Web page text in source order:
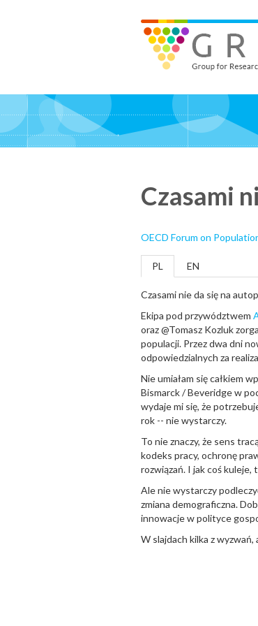
GRAPE - Group for Research in APplied
Czasami
OECD Forum on
PL EN
Czasami nie da się na
Ekipa pod przywództwem
oraz @Tomasz Kozluk
populacji. Przez dwa dni
odpowiedzialnych za
Nie umiałam się całkiem
Bismarck / Beveridge w
wydaje mi się, że
rok -- nie wystarczy.
To nie znaczy, że sens
kodeks pracy, ochronę
rozwiązań. I jak coś kuleje,
Ale nie wystarczy
zmiana demograficzna.
innowacje w polityce
W slajdach kilka z